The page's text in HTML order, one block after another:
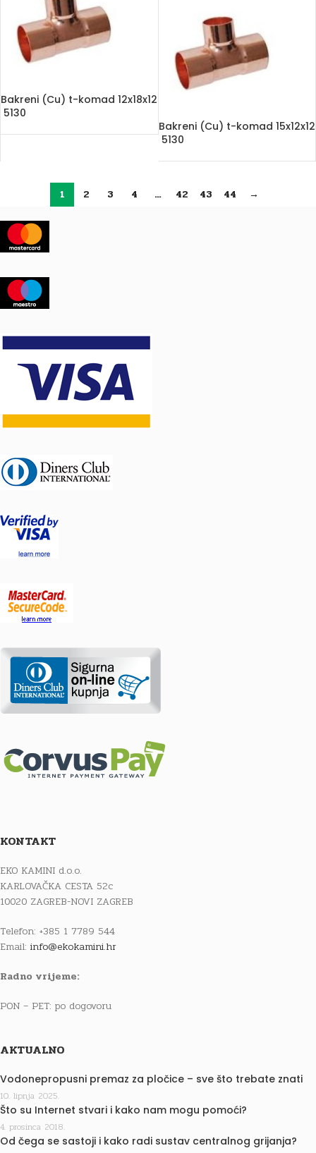
Bakreni (Cu) t-komad 12x18x12
5130
Bakreni (Cu) t-komad 15x12x12
5130
1 2 3 4 … 42 43 44 →
KONTAKT
EKO KAMINI d.o.o.
KARLOVAČKA CESTA 52c
10020 ZAGREB-NOVI ZAGREB
Telefon: +385 1 7789 544
Email: info@ekokamini.hr
Radno vrijeme:
PON – PET: po dogovoru
AKTUALNO
Vodonepropusni premaz za pločice – sve što trebate znati
10. lipnja 2025.
Što su Internet stvari i kako nam mogu pomoći?
4. prosinca 2018.
Od čega se sastoji i kako radi sustav centralnog grijanja?